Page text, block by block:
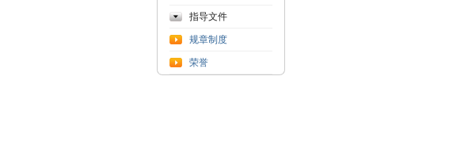
指导文件
规章制度
荣誉